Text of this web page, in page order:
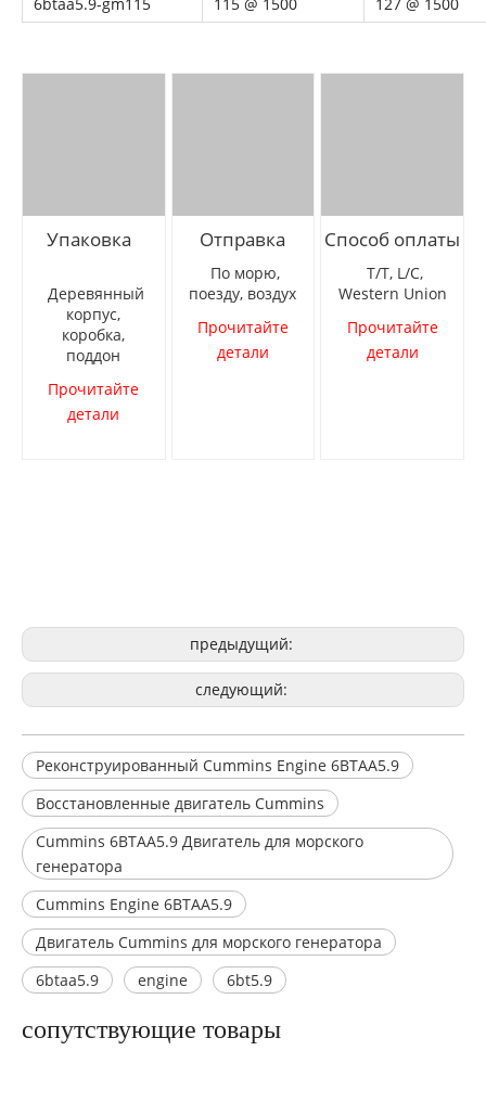
(KW@rpm)
(Nm@rpm)
gm115
1500
1500
Упаковка
Деревянный
корпус,
коробка,
Отправка
По морю,
Способ оплаты
T/T, L/C,
предыдущий:
следующий:
Реконструированный Cummins Engine 6BTAA5.9
Восстановленные двигатель Cummins
Cummins 6BTAA5.9 Двигатель для морского
генератора
Cummins Engine 6BTAA5.9
Двигатель Cummins для морского генератора